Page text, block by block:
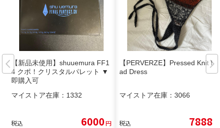
【新品未使用】shuuemura FF1
4 クポ！クリスタルパレット ▼
即購入可
マイストア在庫： 1332
税込 6000円
【PERVERZE】Pressed Knit He
ad Dress
マイストア在庫： 3066
税込 7888